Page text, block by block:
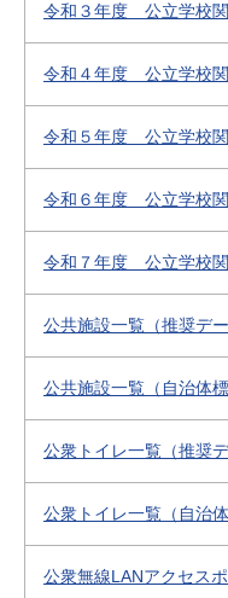
令和３年度 公立学校
令和４年度 公立学校
令和５年度 公立学校
令和６年度 公立学校
令和７年度 公立学校
公共施設一覧（推奨デー
公共施設一覧（自治体
公衆トイレ一覧（推奨
公衆トイレ一覧（自治
公衆無線LANアクセス